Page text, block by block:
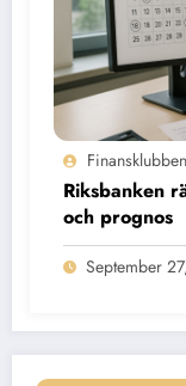
Finansklubben
Riksbanken
och prognos
September